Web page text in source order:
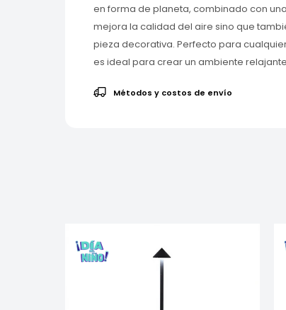
en forma de planeta, combinado con
mejora la calidad del aire sino que
pieza decorativa. Perfecto para
es ideal para crear un ambiente
Métodos y costos de envío